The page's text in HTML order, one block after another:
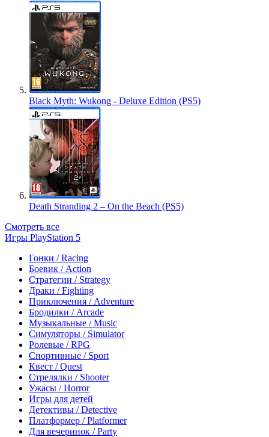
Black Myth: Wukong - Deluxe Edition (PS5)
Death Stranding 2 – On the Beach (PS5)
Смотреть все
Игры PlayStation 5
Гонки / Racing
Боевик / Action
Стратегии / Strategy
Драки / Fighting
Приключения / Adventure
Бродилки / Arcade
Музыкальные / Music
Симуляторы / Simulator
Ролевые / RPG
Спортивные / Sport
Квест / Quest
Стрелялки / Shooter
Ужасы / Horror
Игры для детей
Детективы / Detective
Платформер / Platformer
Для вечеринок / Party